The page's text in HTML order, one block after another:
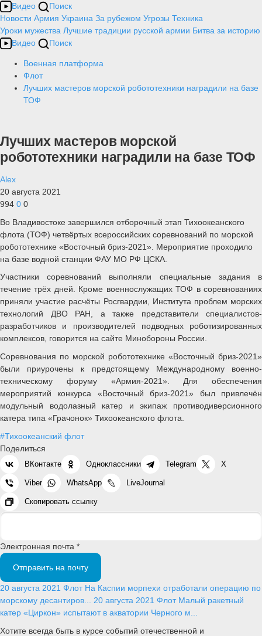
Видео
Поиск
Новости Армия Украина За рубежом Угрозы Техника
Уроки мужества Лучшие традиции русской армии Битва за историю
Видео
Поиск
Военная платформа
Флот
Лучших мастеров морской робототехники наградили на базе
ТОФ
Лучших мастеров морской
робототехники наградили на базе ТОФ
Alex
20 августа 2021
994 0 0
Во Владивостоке завершился отборочный этап Тихоокеанского
флота (ТОФ) четвёртых всероссийских соревнований по морской
робототехнике «Восточный бриз-2021». Мероприятие проходило
на базе водной станции ФАУ МО РФ ЦСКА.
Участники соревнований выполняли специальные задания в
течение трёх дней. Кроме военнослужащих ТОФ в соревнованиях
приняли участие расчёты Росгвардии, Института проблем морских
технологий ДВО РАН, а также представители специалистов-
разработчиков и производителей подводных роботизированных
комплексов, говорится на сайте Минобороны России.
Соревнования по морской робототехнике «Восточный бриз-2021»
были приурочены к предстоящему Международному военно-
техническому форуму «Армия-2021». Для обеспечения
мероприятий конкурса «Восточный бриз-2021» был привлечён
модульный водолазный катер и экипаж противодиверсионного
катера типа «Грачонок» Тихоокеанского флота.
#Тихоокеанский флот
Поделиться
ВКонтакте Одноклассники Telegram X
Viber WhatsApp LiveJournal
Скопировать ссылку
Электронная почта *
Отправить на почту
20 августа 2021 Флот На Каспии морпехи отработали операцию по
морскому десантиров... 20 августа 2021 Флот Малый ракетный
катер «Циркон» испытают в акватории Черного м...
Хотите всегда быть в курсе событий отечественной и